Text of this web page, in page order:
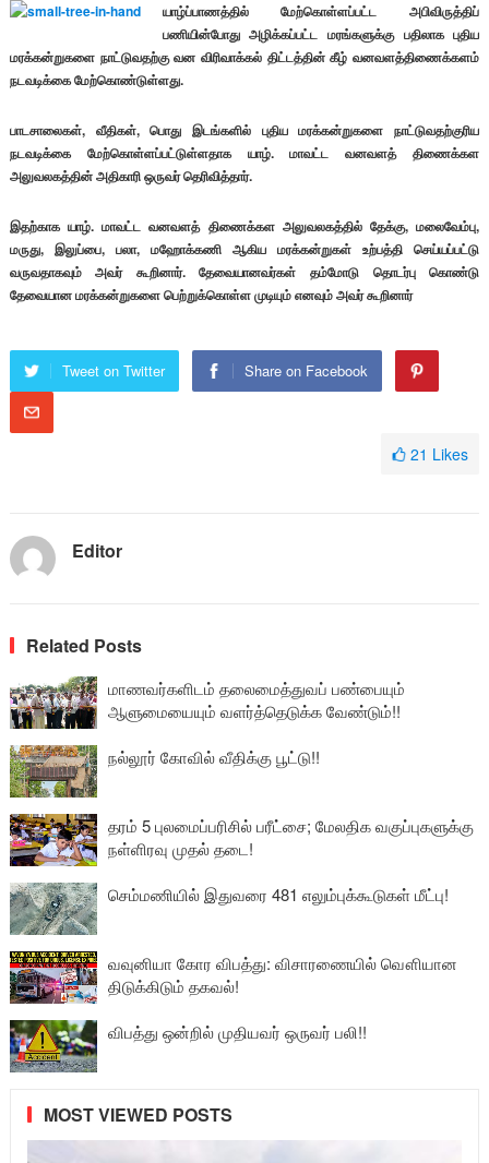
யாழ்ப்பாணத்தில் மேற்கொள்ளப்பட்ட அபிவிருத்திப்
பணியின்போது அழிக்கப்பட்ட மரங்களுக்கு பதிலாக புதிய
மரக்கன்றுகளை நாட்டுவதற்கு வன விரிவாக்கல் திட்டத்தின் கீழ் வனவளத்திணைக்களம்
நடவடிக்கை மேற்கொண்டுள்ளது.
பாடசாலைகள், வீதிகள், பொது இடங்களில் புதிய மரக்கன்றுகளை நாட்டுவதற்குரிய
நடவடிக்கை மேற்கொள்ளப்பட்டுள்ளதாக யாழ். மாவட்ட வனவளத் திணைக்கள
அலுவலகத்தின் அதிகாரி ஒருவர் தெரிவித்தார்.
இதற்காக யாழ். மாவட்ட வனவளத் திணைக்கள அலுவலகத்தில் தேக்கு, மலைவேம்பு,
மருது, இலுப்பை, பலா, மஹோக்கணி ஆகிய மரக்கன்றுகள் உற்பத்தி செய்யப்பட்டு
வருவதாகவும் அவர் கூறினார். தேவையானவர்கள் தம்மோடு தொடர்பு கொண்டு
தேவையான மரக்கன்றுகளை பெற்றுக்கொள்ள முடியும் எனவும் அவர் கூறினார்
Tweet on Twitter Share on Facebook
21 Likes
Editor
Related Posts
மாணவர்களிடம் தலைமைத்துவப் பண்பையும்
ஆளுமையையும் வளர்த்தெடுக்க வேண்டும்!!
நல்லூர் கோவில் வீதிக்கு பூட்டு!!
தரம் 5 புலமைப்பரிசில் பரீட்சை; மேலதிக வகுப்புகளுக்கு
நள்ளிரவு முதல் தடை!
செம்மணியில் இதுவரை 481 எலும்புக்கூடுகள் மீட்பு!
வவுனியா கோர விபத்து: விசாரணையில் வௌியான
திடுக்கிடும் தகவல்!
விபத்து ஒன்றில் முதியவர் ஒருவர் பலி!!
MOST VIEWED POSTS